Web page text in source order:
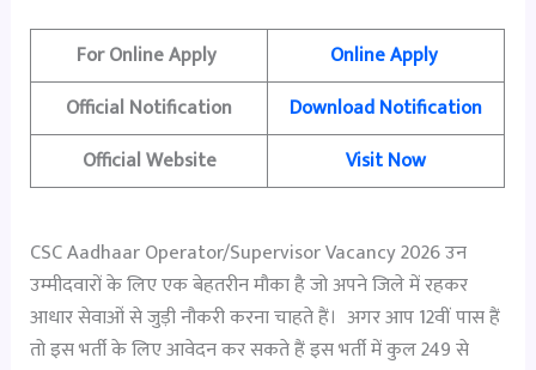
For Online Apply
Online Apply
Official Notification
Download Notification
Official Website
Visit Now
CSC Aadhaar Operator/Supervisor Vacancy 2026 उन
उम्मीदवारों के लिए एक बेहतरीन मौका है जो अपने जिले में रहकर
आधार सेवाओं से जुड़ी नौकरी करना चाहते हैं। अगर आप 12वीं पास हैं
तो इस भर्ती के लिए आवेदन कर सकते हैं इस भर्ती में कुल 249 से